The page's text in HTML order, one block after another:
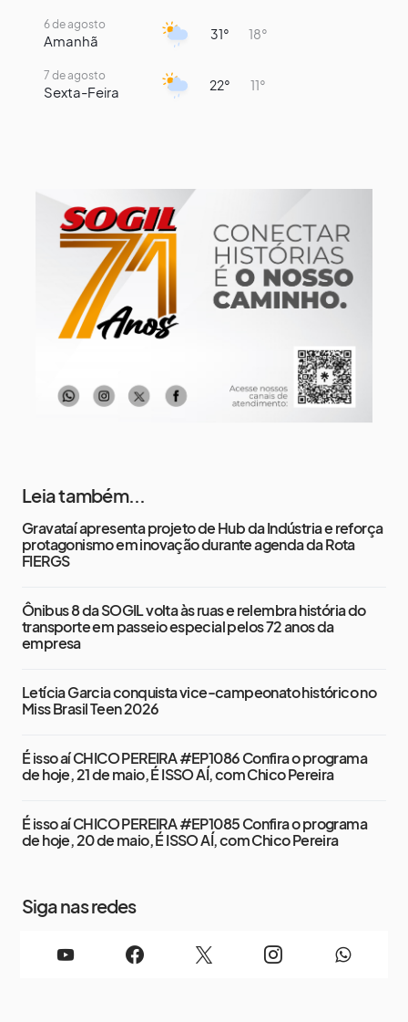
6 de agosto
Amanhã 31° 18°
7 de agosto
Sexta-Feira 22° 11°
10 de agosto
Segunda-Feira 14° 7°
11 de agosto
Terça-Feira 16° 8°
Leia também...
Gravataí apresenta projeto de Hub da Indústria e reforça
protagonismo em inovação durante agenda da Rota
FIERGS
Ônibus 8 da SOGIL volta às ruas e relembra história do
transporte em passeio especial pelos 72 anos da
empresa
Letícia Garcia conquista vice-campeonato histórico no
Miss Brasil Teen 2026
É isso aí CHICO PEREIRA #EP1086 Confira o programa
de hoje, 21 de maio, É ISSO AÍ, com Chico Pereira
É isso aí CHICO PEREIRA #EP1085 Confira o programa
de hoje, 20 de maio, É ISSO AÍ, com Chico Pereira
Siga nas redes